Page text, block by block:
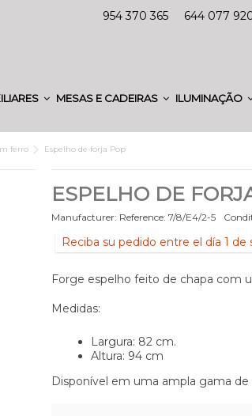
954 370 365 644 077
MESAS E CADEIRAS ILUMINAÇÃO
ferro Espelho de forja Pop
ESPELHO DE
Manufacturer: Reference: 7/8/E4/2-5
Reciba su pedido entre el día 1
Forge espelho feito de chapa com
Medidas:
Largura: 82 cm.
Altura: 94 cm
Disponível em uma ampla gama